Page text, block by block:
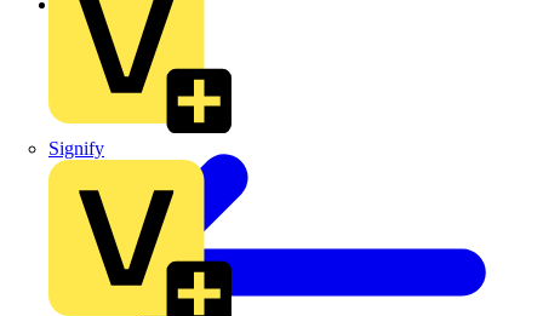
Signify